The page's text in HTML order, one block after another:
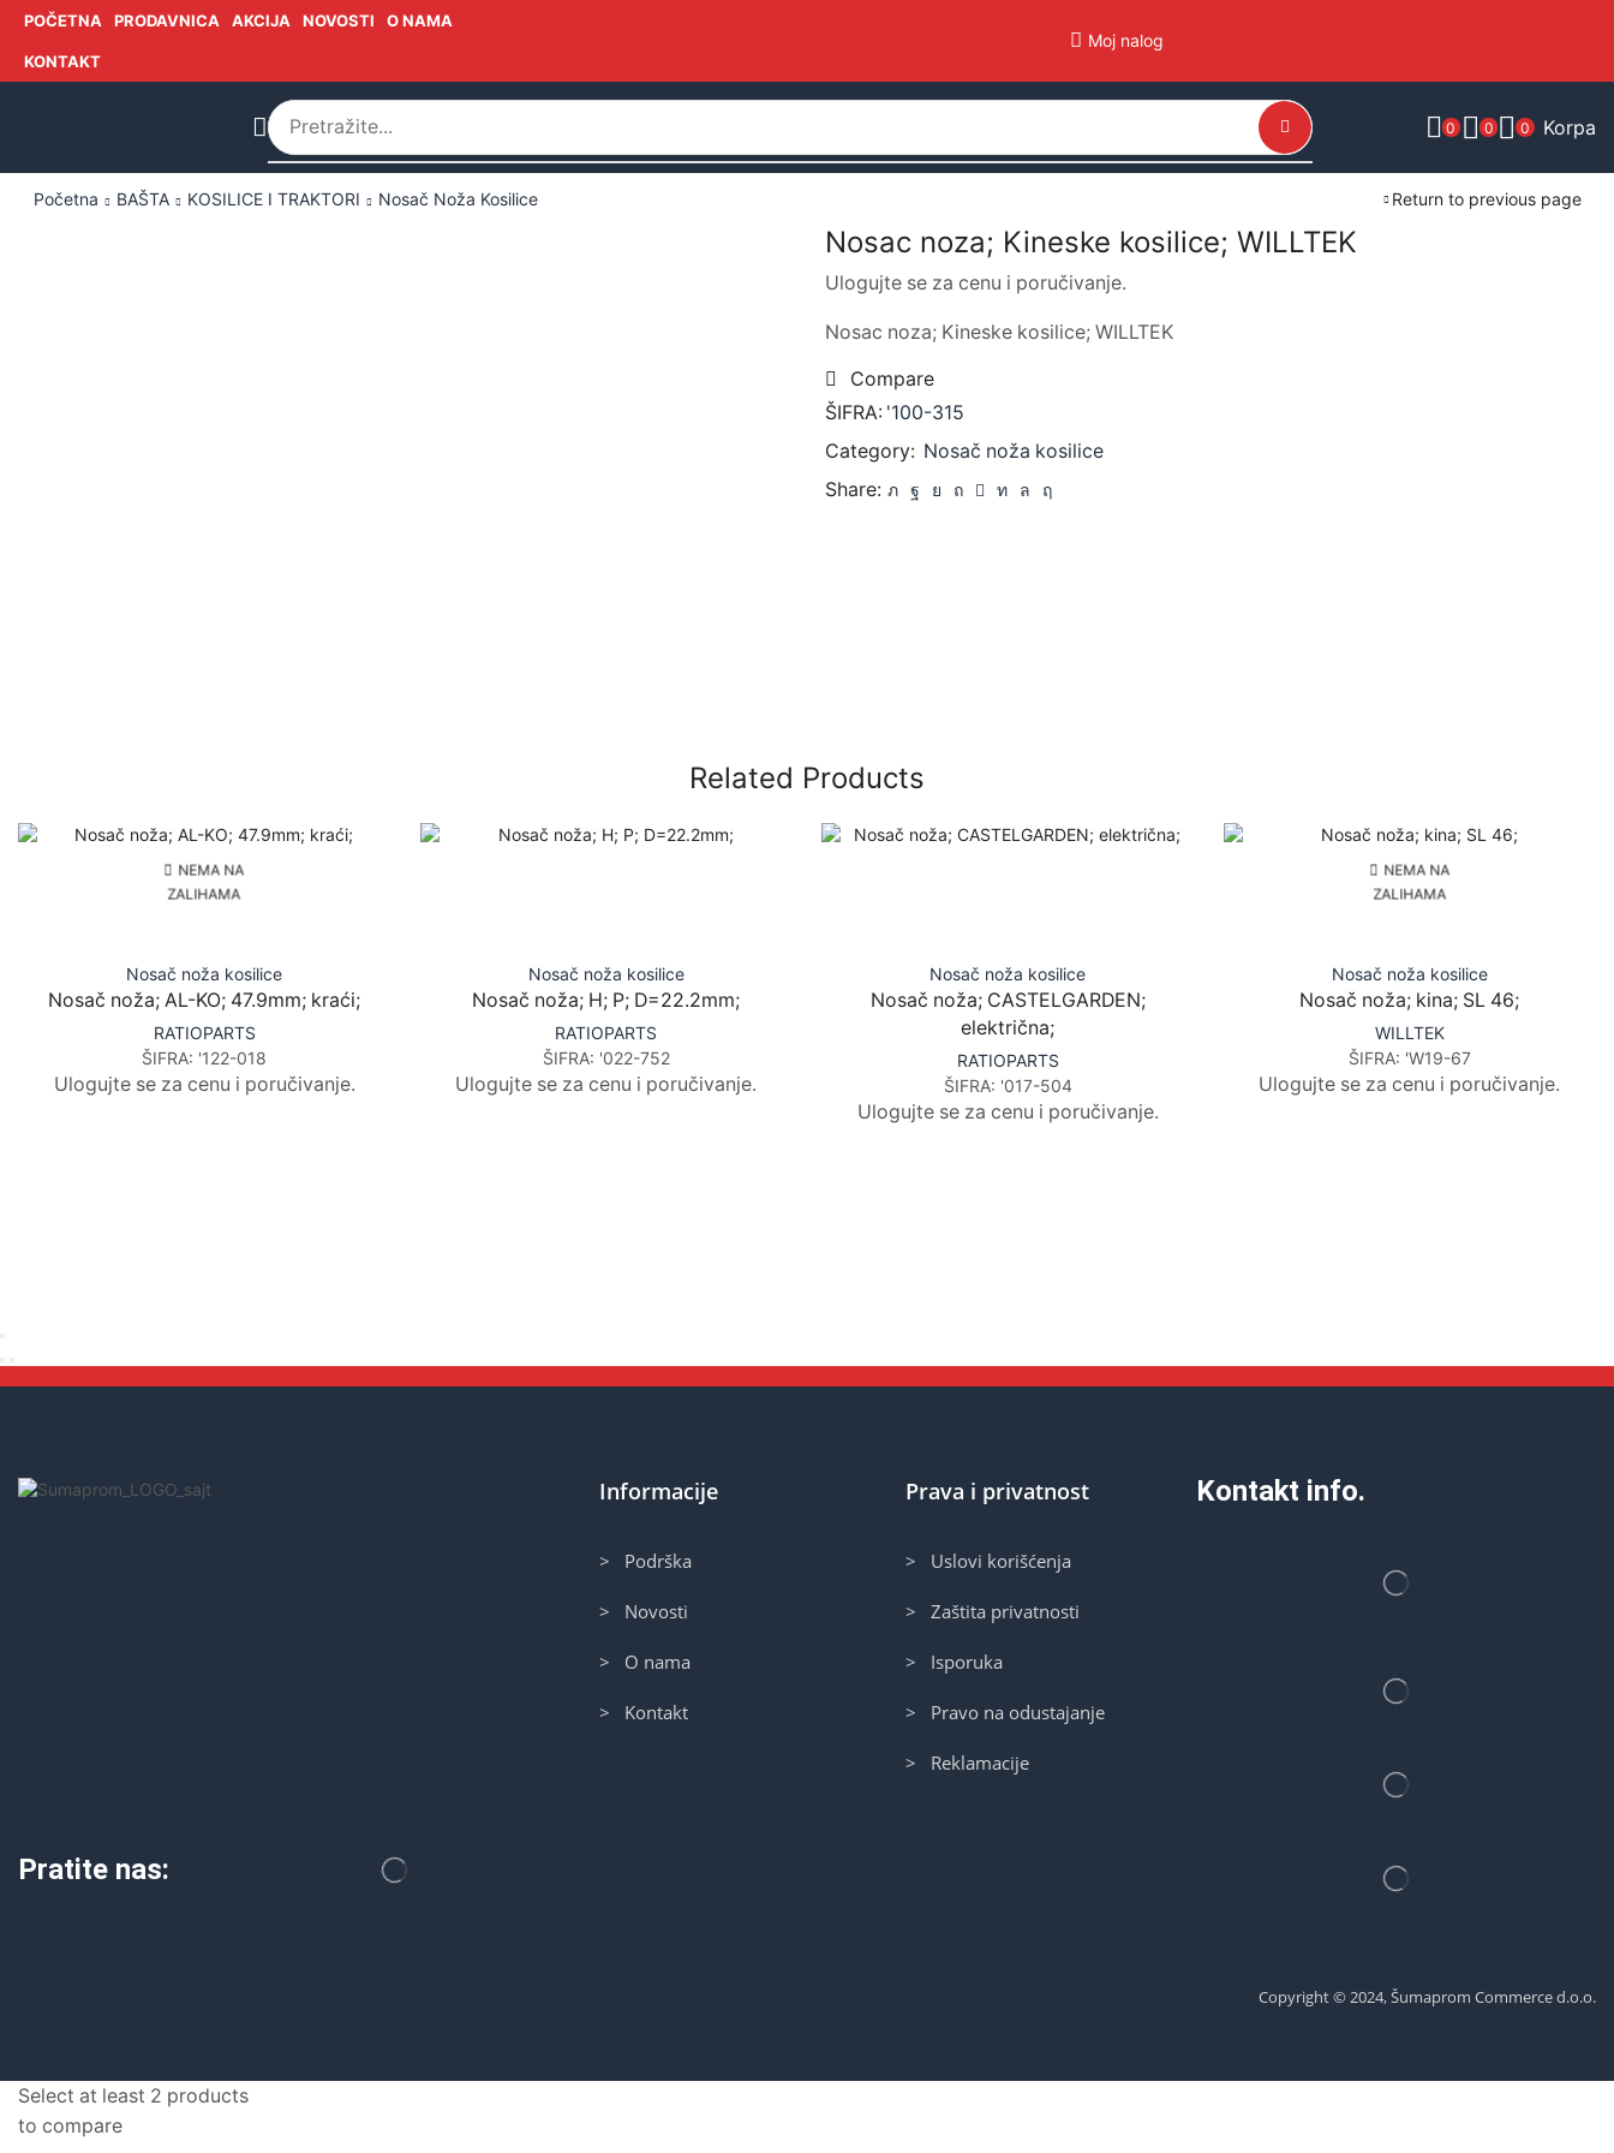
POČETNA PRODAVNICA AKCIJA NOVOSTI O NAMA
KONTAKT
Moj nalog
0 0 0 Korpa
Početna BAŠTA KOSILICE I TRAKTORI Nosač Noža Kosilice Return to previous page
Nosac noza; Kineske kosilice; WILLTEK
Ulogujte se za cenu i poručivanje.
Nosac noza; Kineske kosilice; WILLTEK
Compare
ŠIFRA: '100-315
Category: Nosač noža kosilice
Share:
Related Products
NEMA NA
ZALIHAMA
Nosač noža kosilice
Nosač noža; AL-KO; 47.9mm; kraći;
RATIOPARTS
ŠIFRA: '122-018
Ulogujte se za cenu i poručivanje.
Nosač noža kosilice
Nosač noža; H; P; D=22.2mm;
RATIOPARTS
ŠIFRA: '022-752
Ulogujte se za cenu i poručivanje.
Nosač noža kosilice
Nosač noža; CASTELGARDEN;
električna;
RATIOPARTS
ŠIFRA: '017-504
Ulogujte se za cenu i poručivanje.
NEMA NA
ZALIHAMA
Nosač noža kosilice
Nosač noža; kina; SL 46;
WILLTEK
ŠIFRA: 'W19-67
Ulogujte se za cenu i poručivanje.
Pratite nas:
Informacije
> Podrška
> Novosti
> O nama
> Kontakt
Prava i privatnost
> Uslovi korišćenja
> Zaštita privatnosti
> Isporuka
> Pravo na odustajanje
> Reklamacije
Kontakt info.
Copyright © 2024, Šumaprom Commerce d.o.o.
Select at least 2 products
to compare